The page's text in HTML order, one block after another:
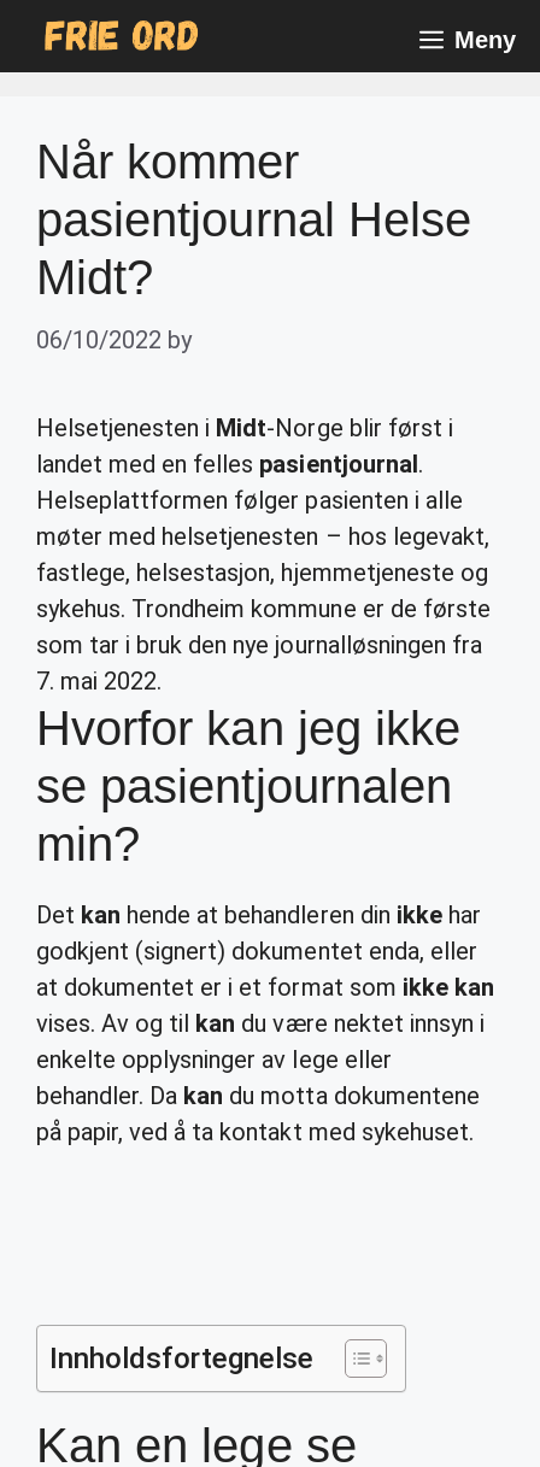
Meny
Når kommer
pasientjournal Helse
Midt?
06/10/2022 by
Helsetjenesten i Midt-Norge blir først i
landet med en felles pasientjournal.
Helseplattformen følger pasienten i alle
møter med helsetjenesten – hos legevakt,
fastlege, helsestasjon, hjemmetjeneste og
sykehus. Trondheim kommune er de første
som tar i bruk den nye journalløsningen fra
7. mai 2022.
Hvorfor kan jeg ikke
se pasientjournalen
min?
Det kan hende at behandleren din ikkehar
godkjent (signert) dokumentet enda, eller
at dokumentet er i et format som ikke kan
vises. Av og til kan du være nektet innsyn i
enkelte opplysninger av lege eller
behandler. Da kan du motta dokumentene
på papir, ved å ta kontakt med sykehuset.
Innholdsfortegnelse
Kan en lege se